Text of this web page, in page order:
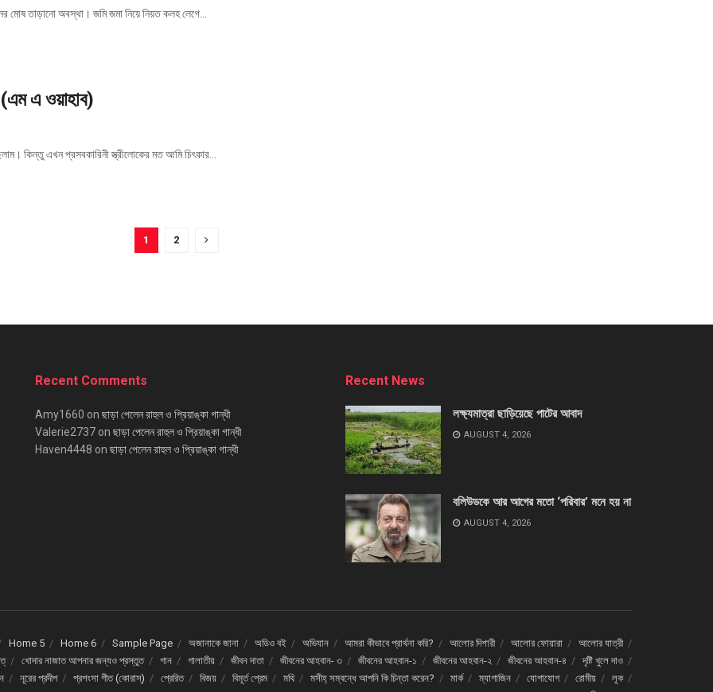
তাড়ানো অবস্থা। জমি জমা নিয়ে নিয়ত কলহ লেগে...
(এম এ ওয়াহাব)
কিন্তু এখন প্রসবকারিনী স্ত্রীলোকের মত আমি চিৎকার...
1 2
Recent Comments
Amy1660 on ছাড়া পেলেন রাহুল ও প্রিয়াঙ্কা গান্ধী
Valerie2737 on ছাড়া পেলেন রাহুল ও প্রিয়াঙ্কা গান্ধী
Haven4448 on ছাড়া পেলেন রাহুল ও প্রিয়াঙ্কা গান্ধী
Recent News
লক্ষ্যমাত্রা ছাড়িয়েছে পাটের আবাদ
AUGUST 4, 2026
বলিউডকে আর আগের মতো ‘পরিবার’ মনে হয় না
AUGUST 4, 2026
Home 5 Home 6 Sample Page অজানাকে জানা অডিও বই অভিযান আমরা কীভাবে প্রার্থনা করি? আলোর দিশারী আলোর ফোয়ারা
আলোর যাত্রী
খোদার নাজাত আপনার জন্যও প্রস্তুত গান গালাতীয় জীবন দাতা জীবনের আহবান- ৩ জীবনের আহবান-১ জীবনের আহবান-২ জীবনের আহবান-৪
দৃষ্টি খুলে দাও
নূরের প্রদীপ প্রশংসা গীত (কোরাস্) প্রেরিত বিজয় বিমূর্ত প্রেম মথি মসীহ্ সম্বন্ধে আপনি কি চিন্তা করেন? মার্ক ম্যাগাজিন যোগাযোগ রোমীয়
লূক